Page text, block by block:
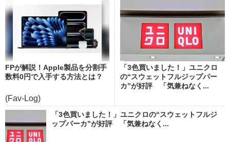
FPが解説！Apple製品を分割手
数料0円で入手する方法とは？
(Fav-Log)
「3色買いました！」ユニクロ
の“スウェットフルジップパー
カ”が好評 「気兼ねなく...
「3色買いました！」ユニクロの“スウェットフルジ
ップパーカ”が好評 「気兼ねなく...